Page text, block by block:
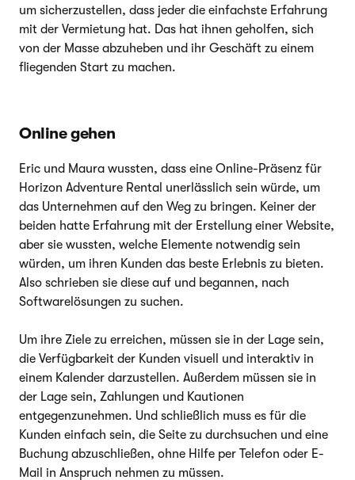
um sicherzustellen, dass jeder die einfachste Erfahrung
mit der Vermietung hat. Das hat ihnen geholfen, sich
von der Masse abzuheben und ihr Geschäft zu einem
fliegenden Start zu machen.
Online gehen
Eric und Maura wussten, dass eine Online-Präsenz für
Horizon Adventure Rental unerlässlich sein würde, um
das Unternehmen auf den Weg zu bringen. Keiner der
beiden hatte Erfahrung mit der Erstellung einer Website,
aber sie wussten, welche Elemente notwendig sein
würden, um ihren Kunden das beste Erlebnis zu bieten.
Also schrieben sie diese auf und begannen, nach
Softwarelösungen zu suchen.
Um ihre Ziele zu erreichen, müssen sie in der Lage sein,
die Verfügbarkeit der Kunden visuell und interaktiv in
einem Kalender darzustellen. Außerdem müssen sie in
der Lage sein, Zahlungen und Kautionen
entgegenzunehmen. Und schließlich muss es für die
Kunden einfach sein, die Seite zu durchsuchen und eine
Buchung abzuschließen, ohne Hilfe per Telefon oder E-
Mail in Anspruch nehmen zu müssen.